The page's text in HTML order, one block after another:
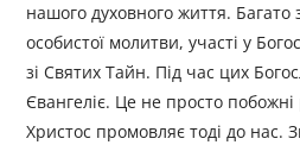
нашого духовного життя. Багато
особистої молитви, участі у
зі Святих Тайн. Під час цих
Євангеліє. Це не просто побожні
Христос промовляє тоді до нас.